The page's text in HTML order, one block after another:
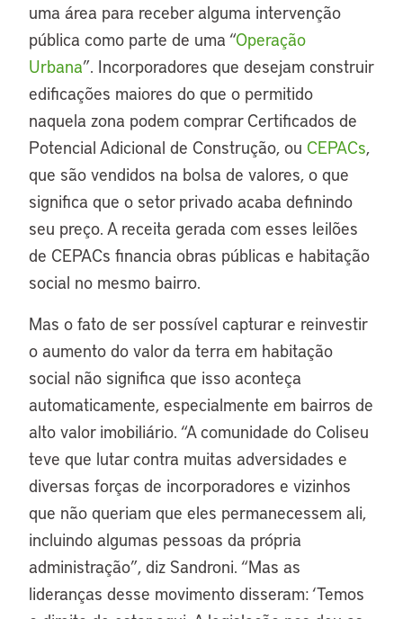
uma área para receber alguma intervenção
pública como parte de uma “Operação
Urbana”. Incorporadores que desejam construir
edificações maiores do que o permitido
naquela zona podem comprar Certificados de
Potencial Adicional de Construção, ou CEPACs,
que são vendidos na bolsa de valores, o que
significa que o setor privado acaba definindo
seu preço. A receita gerada com esses leilões
de CEPACs financia obras públicas e habitação
social no mesmo bairro.
Mas o fato de ser possível capturar e reinvestir
o aumento do valor da terra em habitação
social não significa que isso aconteça
automaticamente, especialmente em bairros de
alto valor imobiliário. “A comunidade do Coliseu
teve que lutar contra muitas adversidades e
diversas forças de incorporadores e vizinhos
que não queriam que eles permanecessem ali,
incluindo algumas pessoas da própria
administração”, diz Sandroni. “Mas as
lideranças desse movimento disseram: ‘Temos